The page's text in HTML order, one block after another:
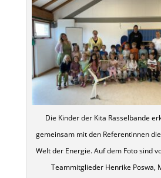
Die Kinder der Kita Rasselbande
gemeinsam mit den Referentinnen
Welt der Energie. Auf dem Foto sind
Teammitglieder Henrike Poswa,